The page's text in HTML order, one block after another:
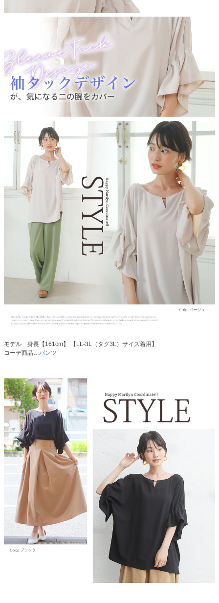
モデル 身長【161cm】 【LL-3L（タグ3L）サイズ着用】
コーデ商品…パンツ